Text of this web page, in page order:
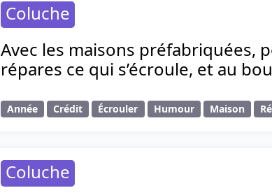
Coluche
Avec les maisons préfabriquées,
répares ce qui s’écroule, et au
Année Crédit Écrouler Humour Maison
Coluche